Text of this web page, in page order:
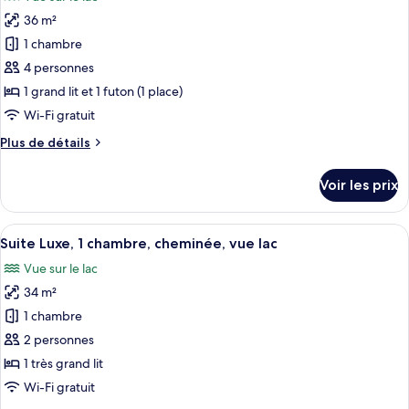
Exclusive,
chambre,
balcon,
vue
lac
photos
pour
ce
type
de
chambre :
Suite
chambre,
balcon,
vue
lac
36 m²
1 chambre
4 personnes
1 grand lit et 1 futon (1 place)
Wi-Fi gratuit
Plus de détails
Plus
le
type
de
Suite
Majestueuse,
chambre,
balcon,
vue
lac
Voir les prix
Afficher
toutes
les
photos
pour
ce
type
de
chambre :
Une chambre d’hôtel avec un grand
5
Suite Luxe, 1 chambre, cheminée, vue lac
Vue sur le lac
34 m²
1 chambre
2 personnes
1 très grand lit
Wi-Fi gratuit